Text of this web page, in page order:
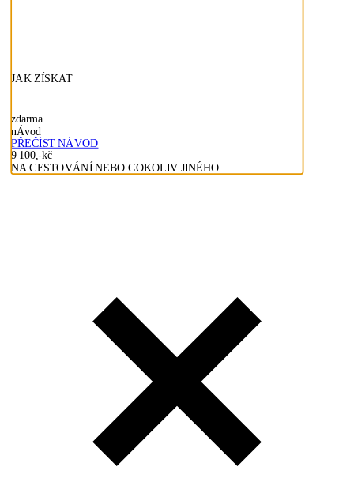
JAK ZÍSKAT
zdarma
nÁvod
PŘEČÍST NÁVOD
9 100,-kč
NA CESTOVÁNÍ NEBO COKOLIV JINÉHO